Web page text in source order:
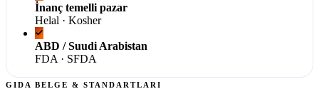
İnanç temelli pazar
Helal · Kosher
ABD / Suudi Arabistan
FDA · SFDA
GIDA BELGE & STANDARTLARI